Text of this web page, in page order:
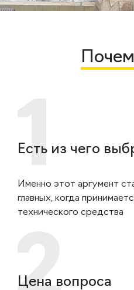
Есть из чего
Именно этот аргумент
главных, когда
технического средства
Цена вопроса